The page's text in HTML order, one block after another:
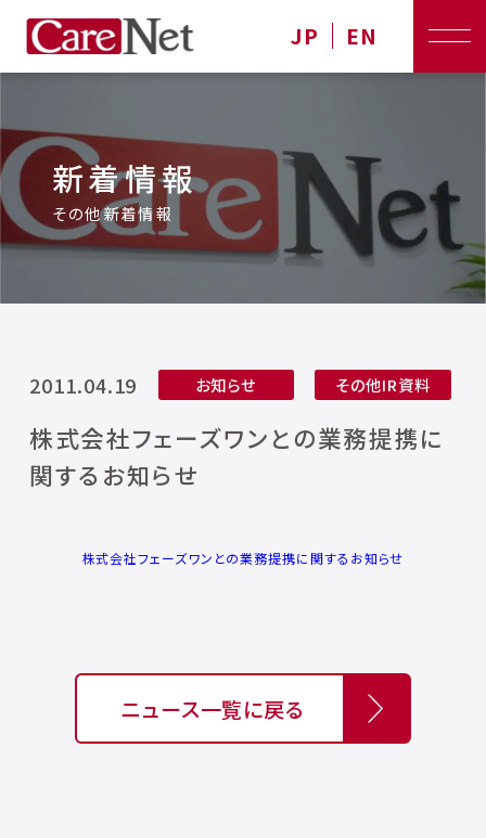
JP EN
新着情報
その他新着情報
2011.04.19 お知らせ その他IR資料
株式会社フェーズワンとの業務提携に
関するお知らせ
株式会社フェーズワンとの業務提携に関するお知らせ
ニュース一覧に戻る